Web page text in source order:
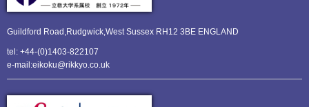
Guildford Road,Rudgwick,West Sussex RH12 3BE ENGLAND
tel: +44-(0)1403-822107
e-mail:eikoku@rikkyo.co.uk